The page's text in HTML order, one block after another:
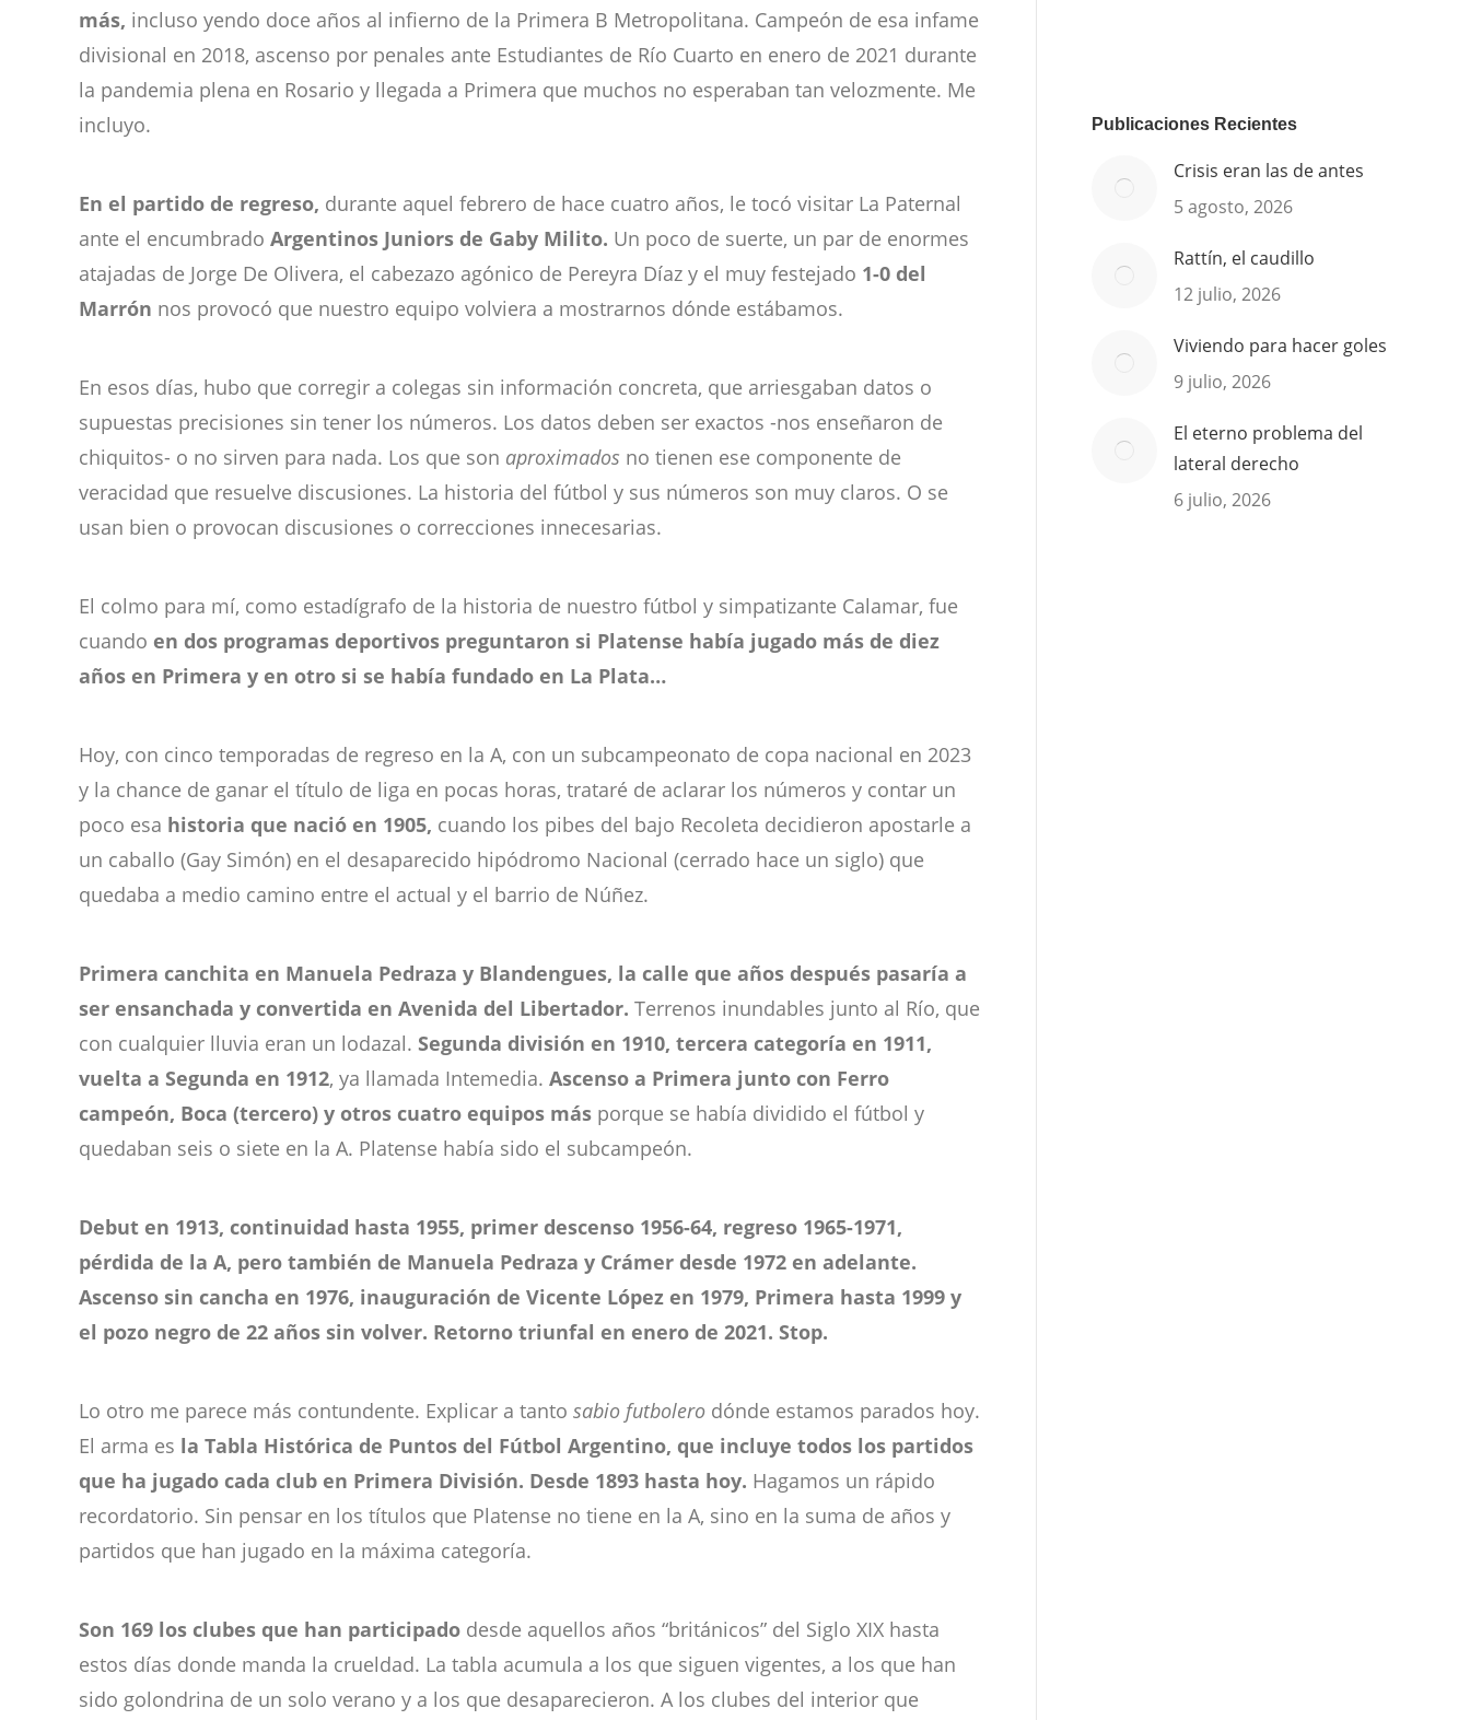
más, incluso yendo doce años al infierno de la Primera B Metropolitana. Campeón de esa infame
divisional en 2018, ascenso por penales ante Estudiantes de Río Cuarto en enero de 2021 durante
la pandemia plena en Rosario y llegada a Primera que muchos no esperaban tan velozmente. Me
incluyo.
En el partido de regreso, durante aquel febrero de hace cuatro años, le tocó visitar La Paternal
ante el encumbrado Argentinos Juniors de Gaby Milito. Un poco de suerte, un par de enormes
atajadas de Jorge De Olivera, el cabezazo agónico de Pereyra Díaz y el muy festejado 1-0 del
Marrón nos provocó que nuestro equipo volviera a mostrarnos dónde estábamos.
En esos días, hubo que corregir a colegas sin información concreta, que arriesgaban datos o
supuestas precisiones sin tener los números. Los datos deben ser exactos -nos enseñaron de
chiquitos- o no sirven para nada. Los que son aproximados no tienen ese componente de
veracidad que resuelve discusiones. La historia del fútbol y sus números son muy claros. O se
usan bien o provocan discusiones o correcciones innecesarias.
El colmo para mí, como estadígrafo de la historia de nuestro fútbol y simpatizante Calamar, fue
cuando en dos programas deportivos preguntaron si Platense había jugado más de diez
años en Primera y en otro si se había fundado en La Plata…
Hoy, con cinco temporadas de regreso en la A, con un subcampeonato de copa nacional en 2023
y la chance de ganar el título de liga en pocas horas, trataré de aclarar los números y contar un
poco esa historia que nació en 1905, cuando los pibes del bajo Recoleta decidieron apostarle a
un caballo (Gay Simón) en el desaparecido hipódromo Nacional (cerrado hace un siglo) que
quedaba a medio camino entre el actual y el barrio de Núñez.
Primera canchita en Manuela Pedraza y Blandengues, la calle que años después pasaría a
ser ensanchada y convertida en Avenida del Libertador. Terrenos inundables junto al Río, que
con cualquier lluvia eran un lodazal. Segunda división en 1910, tercera categoría en 1911,
vuelta a Segunda en 1912, ya llamada Intemedia. Ascenso a Primera junto con Ferro
campeón, Boca (tercero) y otros cuatro equipos más porque se había dividido el fútbol y
quedaban seis o siete en la A. Platense había sido el subcampeón.
Debut en 1913, continuidad hasta 1955, primer descenso 1956-64, regreso 1965-1971,
pérdida de la A, pero también de Manuela Pedraza y Crámer desde 1972 en adelante.
Ascenso sin cancha en 1976, inauguración de Vicente López en 1979, Primera hasta 1999 y
el pozo negro de 22 años sin volver. Retorno triunfal en enero de 2021. Stop.
Lo otro me parece más contundente. Explicar a tanto sabio futbolero dónde estamos parados hoy.
El arma es la Tabla Histórica de Puntos del Fútbol Argentino, que incluye todos los partidos
que ha jugado cada club en Primera División. Desde 1893 hasta hoy. Hagamos un rápido
recordatorio. Sin pensar en los títulos que Platense no tiene en la A, sino en la suma de años y
partidos que han jugado en la máxima categoría.
Son 169 los clubes que han participado desde aquellos años “británicos” del Siglo XIX hasta
estos días donde manda la crueldad. La tabla acumula a los que siguen vigentes, a los que han
sido golondrina de un solo verano y a los que desaparecieron. A los clubes del interior que
Publicaciones Recientes
Crisis eran las de antes
5 agosto, 2026
Rattín, el caudillo
12 julio, 2026
Viviendo para hacer goles
9 julio, 2026
El eterno problema del
lateral derecho
6 julio, 2026